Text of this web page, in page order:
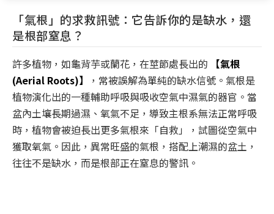
「氣根」的求救訊號：它告訴你的是缺水，還
是根部窒息？
許多植物，如龜背芋或蘭花，在莖節處長出的
【氣根
(Aerial Roots)】
，常被誤解為單純的缺水信號。氣根是
植物演化出的一種輔助呼吸與吸收空氣中濕氣的器官。當
盆內土壤長期過濕、氧氣不足，導致主根系無法正常呼吸
時，植物會被迫長出更多氣根來「自救」，試圖從空氣中
獲取氧氣。因此，異常旺盛的氣根，搭配上潮濕的盆土，
往往不是缺水，而是根部正在窒息的警訊。